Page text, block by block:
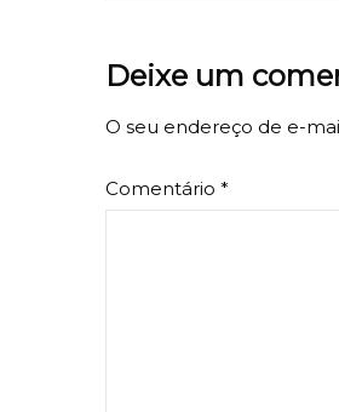
Deixe um
O seu endereço de e-
Comentário *